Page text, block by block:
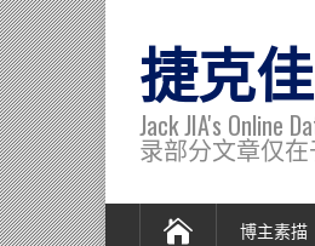
捷克
Jack JIA's
录部分文章仅在
博主素描